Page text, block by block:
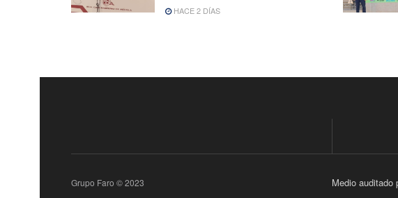
HACE 2 DÍAS
Medio auditado
Grupo Faro © 2023